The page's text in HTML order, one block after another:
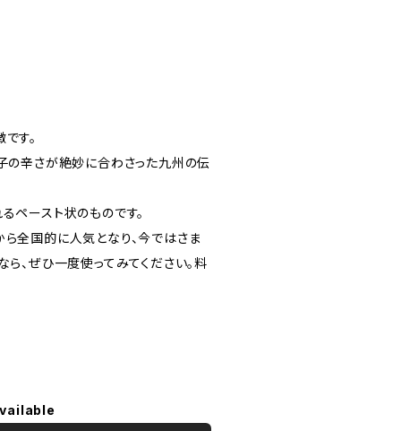
す。
の辛さが絶妙に合わさった九州の伝
ペースト状のものです。
全国的に人気となり、今ではさま
、ぜひ一度使ってみてください。料